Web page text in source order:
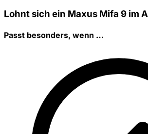
Lohnt sich ein Maxus Mifa 9 im
Passt besonders, wenn …